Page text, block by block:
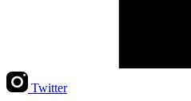
Twitter